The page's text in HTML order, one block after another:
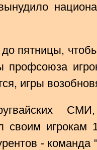
пятницы,
профсоюза
игры
своим
-